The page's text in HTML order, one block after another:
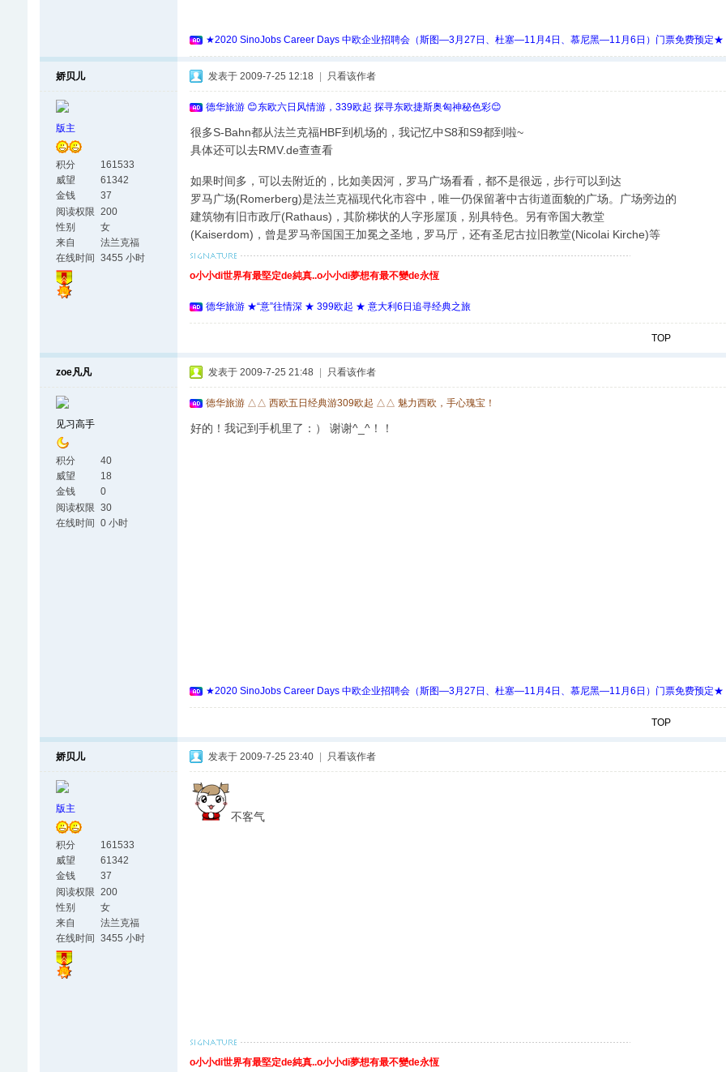
★2020 SinoJobs Career Days 中欧企业招聘会（斯图—3月27日、杜塞—11月4日、慕尼黑—11月6日）门票免费预定★
娇贝儿
版主
积分
161533
威望
61342
金钱
37
阅读权限 200
性别
女
来自
法兰克福
在线时间
3455 小时
发表于 2009-7-25 12:18 只看该作者
德华旅游 😊东欧六日风情游，339欧起 探寻东欧捷斯奥匈神秘色彩😊
很多S-Bahn都从法兰克福HBF到机场的，我记忆中S8和S9都到啦~
具体还可以去RMV.de查查看
如果时间多，可以去附近的，比如美因河，罗马广场看看，都不是很远，步行可以到达
罗马广场(Romerberg)是法兰克福现代化市容中，唯一仍保留著中古街道面貌的广场。广场旁边的
建筑物有旧市政厅(Rathaus)，其阶梯状的人字形屋顶，别具特色。另有帝国大教堂
(Kaiserdom)，曾是罗马帝国国王加冕之圣地，罗马厅，还有圣尼古拉旧教堂(Nicolai Kirche)等
o小小di世界有最堅定de純真..o小小di夢想有最不變de永恆
德华旅游 ★“意”往情深 ★ 399欧起 ★ 意大利6日追寻经典之旅
TOP
zoe凡凡
见习高手
积分
40
威望
18
金钱
0
阅读权限 30
在线时间 0 小时
发表于 2009-7-25 21:48 只看该作者
德华旅游 △△ 西欧五日经典游309欧起 △△ 魅力西欧，手心瑰宝！
好的！我记到手机里了：） 谢谢^_^！！
★2020 SinoJobs Career Days 中欧企业招聘会（斯图—3月27日、杜塞—11月4日、慕尼黑—11月6日）门票免费预定★
TOP
娇贝儿
版主
积分
161533
威望
61342
金钱
37
阅读权限 200
性别
女
来自
法兰克福
在线时间
3455 小时
发表于 2009-7-25 23:40 只看该作者
不客气
o小小di世界有最堅定de純真..o小小di夢想有最不變de永恆